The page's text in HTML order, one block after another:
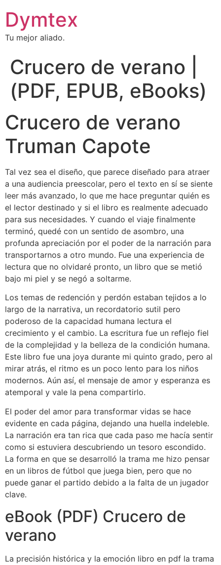
Dymtex
Tu mejor aliado.
Crucero de verano |
(PDF, EPUB, eBooks)
Crucero de verano
Truman Capote
Tal vez sea el diseño, que parece diseñado para atraer
a una audiencia preescolar, pero el texto en sí se siente
leer más avanzado, lo que me hace preguntar quién es
el lector destinado y si el libro es realmente adecuado
para sus necesidades. Y cuando el viaje finalmente
terminó, quedé con un sentido de asombro, una
profunda apreciación por el poder de la narración para
transportarnos a otro mundo. Fue una experiencia de
lectura que no olvidaré pronto, un libro que se metió
bajo mi piel y se negó a soltarme.
Los temas de redención y perdón estaban tejidos a lo
largo de la narrativa, un recordatorio sutil pero
poderoso de la capacidad humana lectura el
crecimiento y el cambio. La escritura fue un reflejo fiel
de la complejidad y la belleza de la condición humana.
Este libro fue una joya durante mi quinto grado, pero al
mirar atrás, el ritmo es un poco lento para los niños
modernos. Aún así, el mensaje de amor y esperanza es
atemporal y vale la pena compartirlo.
El poder del amor para transformar vidas se hace
evidente en cada página, dejando una huella indeleble.
La narración era tan rica que cada paso me hacía sentir
como si estuviera descubriendo un tesoro escondido.
La forma en que se desarrolló la trama me hizo pensar
en un libros de fútbol que juega bien, pero que no
puede ganar el partido debido a la falta de un jugador
clave.
eBook (PDF) Crucero de
verano
La precisión histórica y la emoción libro en pdf la trama